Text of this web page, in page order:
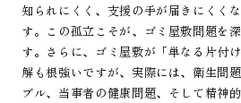
知られにくく、支援の手が届きにくく
す。この孤立こそが、ゴミ屋敷問題を
す。さらに、ゴミ屋敷が「単なる片付
解も根強いですが、実際には、衛生問
ブル、当事者の健康問題、そして精神